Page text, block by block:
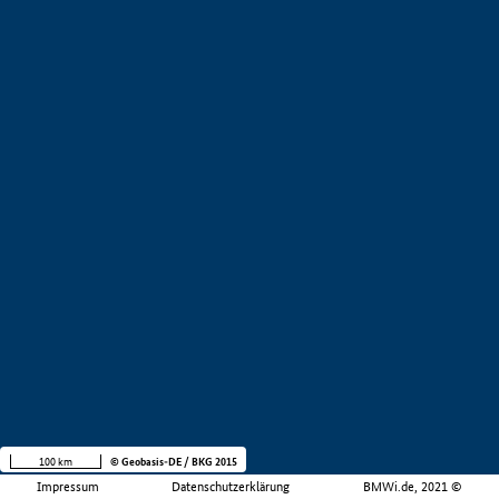
Impressum Datenschutzerklärung BMWi.de, 2021 ©
100 km © Geobasis-DE / BKG 2015